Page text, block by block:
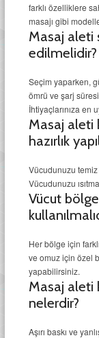
farklı özelliklere
masajı gibi
Masaj aleti
edilmelidir?
Seçim yaparken,
ömrü ve şarj
İhtiyaçlarınıza en
Masaj aleti
hazırlık
Vücudunuzu
Vücudunuzu
Vücut
Her bölge için
ve omuz için özel
yapabilirsiniz.
Masaj aleti
nelerdir?
Aşırı baskı ve